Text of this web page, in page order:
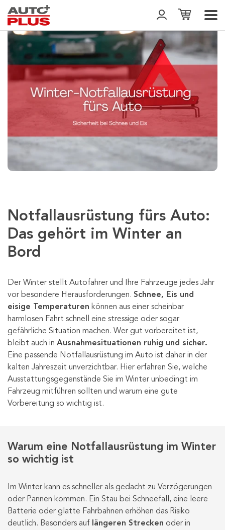
Notfallausrüstung fürs Auto:
Das gehört im Winter an
Bord
Der Winter stellt Autofahrer und Ihre Fahrzeuge jedes Jahr
vor besondere Herausforderungen. Schnee, Eis und
eisige Temperaturen können aus einer scheinbar
harmlosen Fahrt schnell eine stressige oder sogar
gefährliche Situation machen. Wer gut vorbereitet ist,
bleibt auch in Ausnahmesituationen ruhig und sicher.
Eine passende Notfallausrüstung im Auto ist daher in der
kalten Jahreszeit unverzichtbar. Hier erfahren Sie, welche
Ausstattungsgegenstände Sie im Winter unbedingt im
Fahrzeug mitführen sollten und warum eine gute
Vorbereitung so wichtig ist.
Warum eine Notfallausrüstung im Winter
so wichtig ist
Im Winter kann es schneller als gedacht zu Verzögerungen
oder Pannen kommen. Ein Stau bei Schneefall, eine leere
Batterie oder glatte Fahrbahnen erhöhen das Risiko
deutlich. Besonders auf
längeren Strecken oder in